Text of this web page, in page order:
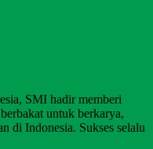
SMI hadir memberi
untuk berkarya,
di Indonesia. Sukses selalu